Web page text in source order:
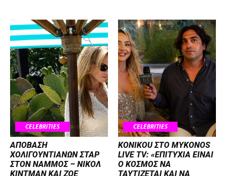
CELEBRITIES
ΑΠΟΒΑΣΗ
ΧΟΛΙΓΟΥΝΤΙΑΝΩΝ ΣΤΑΡ
ΣΤΟΝ NΑΜΜΟΣ – ΝΙΚΟΛ
ΚΙΝΤΜΑΝ ΚΑΙ ΖΟΕ
CELEBRITIES
KONIKOU ΣΤΟ MYKONOS
LIVE TV: «ΕΠΙΤΥΧΙΑ ΕΙΝΑΙ
Ο ΚΟΣΜΟΣ ΝΑ
ΤΑΥΤΙΖΕΤΑΙ KAI ΝΑ